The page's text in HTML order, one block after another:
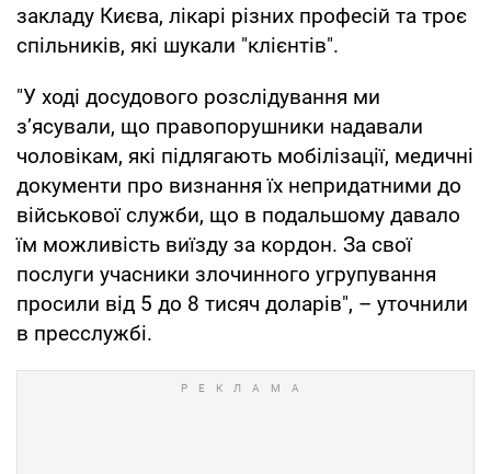
закладу Києва, лікарі різних професій та троє
спільників, які шукали "клієнтів".
"У ході досудового розслідування ми
з’ясували, що правопорушники надавали
чоловікам, які підлягають мобілізації, медичні
документи про визнання їх непридатними до
військової служби, що в подальшому давало
їм можливість виїзду за кордон. За свої
послуги учасники злочинного угрупування
просили від 5 до 8 тисяч доларів", – уточнили
в пресслужбі.